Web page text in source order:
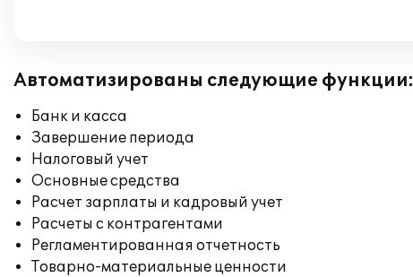
Автоматизированы следующие функции:
Банк и касса
Завершение периода
Налоговый учет
Основные средства
Расчет зарплаты и кадровый учет
Расчеты с контрагентами
Регламентированная отчетность
Товарно-материальные ценности